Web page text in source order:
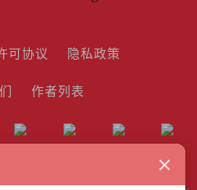
可协议
隐私政策
作者列表
×